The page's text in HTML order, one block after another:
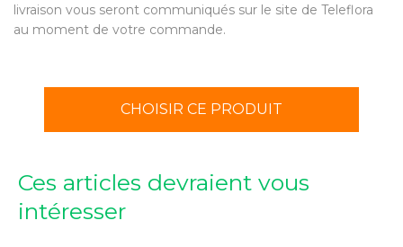
livraison vous seront communiqués sur le site de Teleflora
au moment de votre commande.
CHOISIR CE PRODUIT
Ces articles devraient vous
intéresser